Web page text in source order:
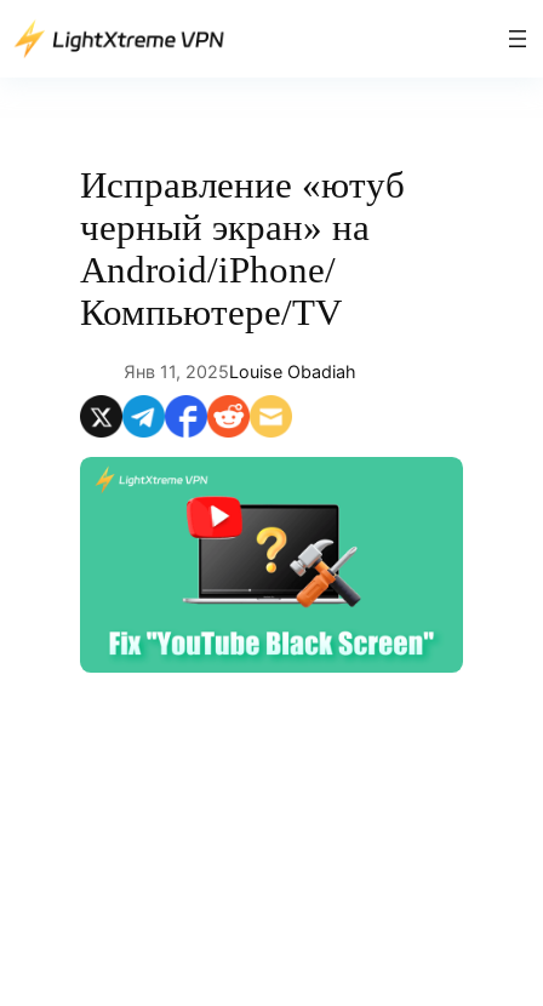
Перейти
Исправление «ютуб
черный экран» на
Android/iPhone/
Компьютере/TV
Янв 11, 2025Louise Obadiah